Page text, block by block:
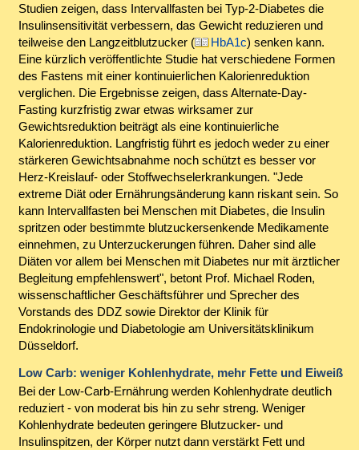
Studien zeigen, dass Intervallfasten bei Typ-2-Diabetes die
Insulinsensitivität verbessern, das Gewicht reduzieren und
teilweise den Langzeitblutzucker (
HbA1c) senken kann.
Eine kürzlich veröffentlichte Studie hat verschiedene Formen
des Fastens mit einer kontinuierlichen Kalorienreduktion
verglichen. Die Ergebnisse zeigen, dass Alternate-Day-
Fasting kurzfristig zwar etwas wirksamer zur
Gewichtsreduktion beiträgt als eine kontinuierliche
Kalorienreduktion. Langfristig führt es jedoch weder zu einer
stärkeren Gewichtsabnahme noch schützt es besser vor
Herz-Kreislauf- oder Stoffwechselerkrankungen. "Jede
extreme Diät oder Ernährungsänderung kann riskant sein. So
kann Intervallfasten bei Menschen mit Diabetes, die Insulin
spritzen oder bestimmte blutzuckersenkende Medikamente
einnehmen, zu Unterzuckerungen führen. Daher sind alle
Diäten vor allem bei Menschen mit Diabetes nur mit ärztlicher
Begleitung empfehlenswert", betont Prof. Michael Roden,
wissenschaftlicher Geschäftsführer und Sprecher des
Vorstands des DDZ sowie Direktor der Klinik für
Endokrinologie und Diabetologie am Universitätsklinikum
Düsseldorf.
Low Carb: weniger Kohlenhydrate, mehr Fette und Eiweiß
Bei der Low-Carb-Ernährung werden Kohlenhydrate deutlich
reduziert - von moderat bis hin zu sehr streng. Weniger
Kohlenhydrate bedeuten geringere Blutzucker- und
Insulinspitzen, der Körper nutzt dann verstärkt Fett und